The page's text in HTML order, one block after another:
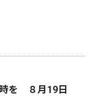
時を ８月19日